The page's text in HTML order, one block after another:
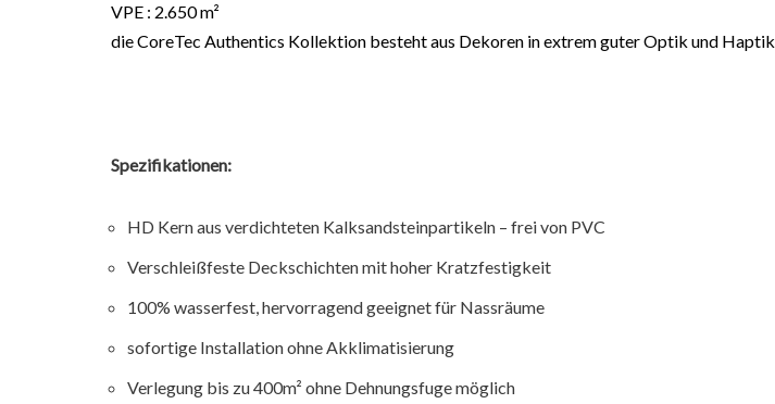
VPE : 2.650 m²
die CoreTec Authentics Kollektion besteht aus Dekoren in extrem guter Optik und Haptik
Spezifikationen:
HD Kern aus verdichteten Kalksandsteinpartikeln – frei von PVC
Verschleißfeste Deckschichten mit hoher Kratzfestigkeit
100% wasserfest, hervorragend geeignet für Nassräume
sofortige Installation ohne Akklimatisierung
Verlegung bis zu 400m² ohne Dehnungsfuge möglich